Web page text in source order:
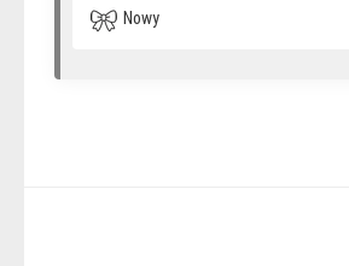
Nowy